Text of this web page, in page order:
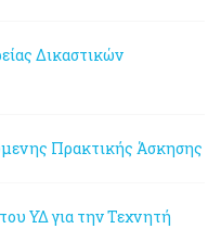
Δικαστικών
Πρακτικής Άσκησης
ΥΔ για την Τεχνητή